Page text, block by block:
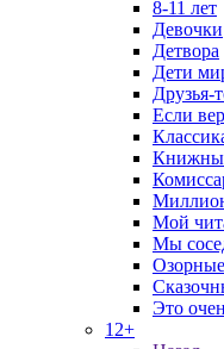
8-11 лет
Девочки
Детвора
Дети
Друзья-
Если
Мой
Мы
Это
12+